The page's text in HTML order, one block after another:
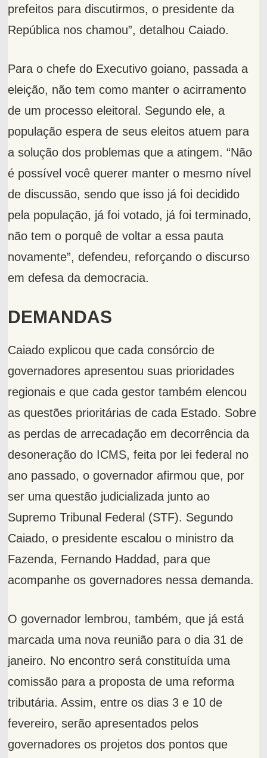
prefeitos para discutirmos, o presidente da
República nos chamou”, detalhou Caiado.
Para o chefe do Executivo goiano, passada a
eleição, não tem como manter o acirramento
de um processo eleitoral. Segundo ele, a
população espera de seus eleitos atuem para
a solução dos problemas que a atingem. “Não
é possível você querer manter o mesmo nível
de discussão, sendo que isso já foi decidido
pela população, já foi votado, já foi terminado,
não tem o porquê de voltar a essa pauta
novamente”, defendeu, reforçando o discurso
em defesa da democracia.
DEMANDAS
Caiado explicou que cada consórcio de
governadores apresentou suas prioridades
regionais e que cada gestor também elencou
as questões prioritárias de cada Estado. Sobre
as perdas de arrecadação em decorrência da
desoneração do ICMS, feita por lei federal no
ano passado, o governador afirmou que, por
ser uma questão judicializada junto ao
Supremo Tribunal Federal (STF). Segundo
Caiado, o presidente escalou o ministro da
Fazenda, Fernando Haddad, para que
acompanhe os governadores nessa demanda.
O governador lembrou, também, que já está
marcada uma nova reunião para o dia 31 de
janeiro. No encontro será constituída uma
comissão para a proposta de uma reforma
tributária. Assim, entre os dias 3 e 10 de
fevereiro, serão apresentados pelos
governadores os projetos dos pontos que